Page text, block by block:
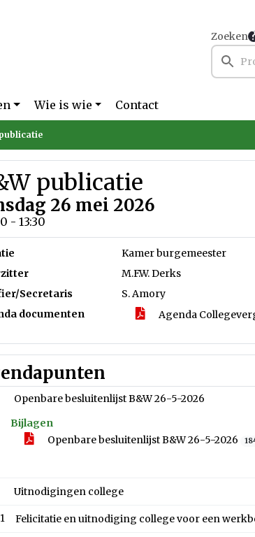
Zoeken
Wie is wie Contact
publicatie
26 mei 2026
- 13:30
Kamer burgemeester
M.F.W. Derks
Secretaris
S. Amory
documenten
Agenda
Openbare besluitenlijst B&W 26-5-2026
Bijlagen
Openbare besluitenlijst B&W 26-5-2026
Uitnodigingen college
Felicitatie en uitnodiging college voor een